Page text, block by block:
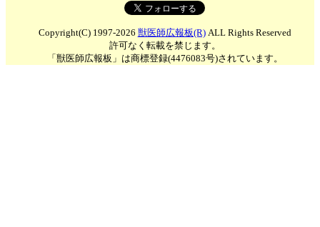
Copyright(C) 1997-2026 獣医師広報板(R)ALL Rights Reserved
許可なく転載を禁じます。
「獣医師広報板」は商標登録(4476083号)されています。